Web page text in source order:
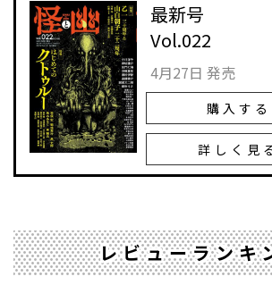
最新号
Vol.022
4月27日 発売
購入する
詳しく見
レビューランキ